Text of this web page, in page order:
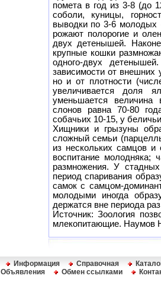
помета в год из 3-8 (до
соболи, куницы,
выводки по 3-6 молодых
рожают полорогие и
двух детенышей.
крупные кошки
одного-двух
зависимости от внешних
но и от плотности
увеличивается доля
уменьшается величина
слонов равна 70-80
собачьих 10-15, у
Хищники и грызуны
сложный семьи
из нескольких самцов
воспитание молодняка;
размножения. У
период спаривания
самок с самцом-
молодыми иногда
держатся вне периода
Источник: Зоология
млекопитающие. Наумов
Информация Справочная
Объявления Обмен ссылками